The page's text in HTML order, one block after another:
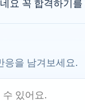
요 꼭 합격하기를
응을 남겨보세요.